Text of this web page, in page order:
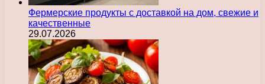
Фермерские продукты с доставкой на дом, свежие и
качественные
29.07.2026